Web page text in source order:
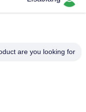
are you looking for?